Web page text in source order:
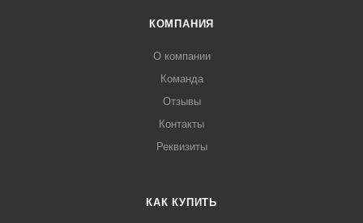
КОМПАНИЯ
О компании
Команда
Отзывы
Контакты
Реквизиты
КАК КУПИТЬ